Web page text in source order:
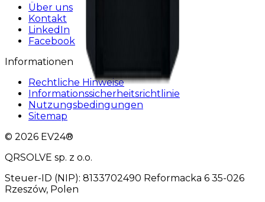
Über uns
Kontakt
LinkedIn
Facebook
Informationen
Rechtliche Hinweise
Informationssicherheitsrichtlinie
Nutzungsbedingungen
Sitemap
© 2026 EV24®
QRSOLVE sp. z o.o.
Steuer-ID (NIP): 8133702490 Reformacka 6 35-026
Rzeszów, Polen